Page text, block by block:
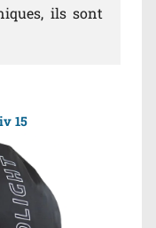
ils sont
15